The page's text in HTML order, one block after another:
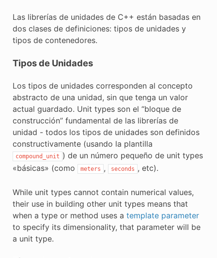
Las librerías de unidades de C++ están basadas en
dos clases de definiciones: tipos de unidades y
tipos de contenedores.
Tipos de Unidades
Los tipos de unidades corresponden al concepto
abstracto de una unidad, sin que tenga un valor
actual guardado. Unit types son el “bloque de
construcción” fundamental de las librerías de
unidad - todos los tipos de unidades son definidos
constructivamente (usando la plantilla
compound_unit ) de un número pequeño de unit types
«básicas» (como
meters , seconds , etc).
While unit types cannot contain numerical values,
their use in building other unit types means that
when a type or method uses a template parameter
to specify its dimensionality, that parameter will be
a unit type.